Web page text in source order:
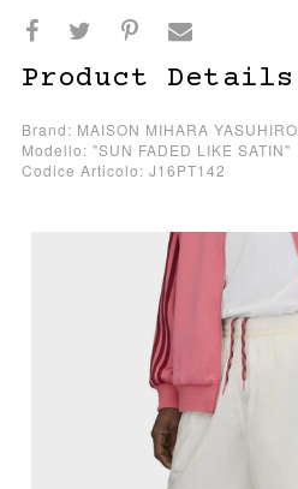
Product Details
Brand: MAISON MIHARA YASUHIRO
Modello: "SUN FADED LIKE SATIN"
Codice Articolo: J16PT142